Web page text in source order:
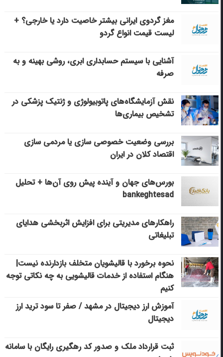
مغز گردوی ایرانی بیشتر خاصیت دارد یا خارجی؟ +
لیست قیمت انواع گردو
آشنایی با سیستم حسابداری ابری، روشی بهینه و به
صرفه
نقش آزمایشگاه‌های پاتوبیولوژی و ژنتیک پزشکی در
تشخیص بیماری‌ها
بررسی وضعیت خصوصی سازی یا مردمی سازی
اقتصاد کلان در ایران
بورس‌های جهان و آینده پیش روی آن‌ها + تحلیل
bankeghtesad
راهکارهای مدیریتی برای افزایش اثربخشی هدایای
تبلیغاتی
نحوه برخورد با قالیشویان متخلف بازدارنده نیست|
هنگام استفاده از خدمات قالیشویی به چه نکاتی توجه
کنیم
آموزش ارز دیجیتال در مشهد / صفر تا سود ترید ارز
دیجیتال
ثبت قرارداد ملک و صدور کد رهگیری رایگان با سامانه